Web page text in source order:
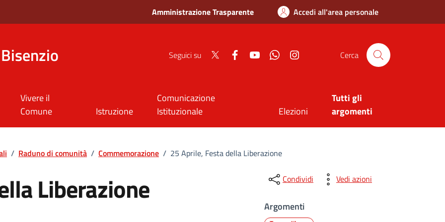
Amministrazione Trasparente Accedi all'area personale
Seguici su Twitter FacebookYoutube Whatsapp Cerca
Vivere il
Comune
Istruzione
Comunicazione
Istituzionale
Elezioni
Tutti gli
argomenti
/ Raduno di comunità / Commemorazione / 25 Aprile, Festa della Liberazione
Liberazione Condividi Vedi azioni
Argomenti